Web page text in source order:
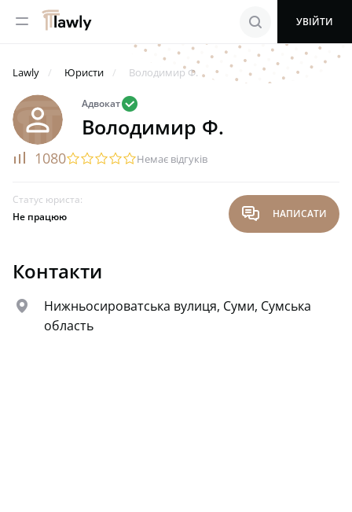
menu search УВІЙТИ
Lawly Юристи Володимир Ф.
Адвокатvalid
Володимир Ф.
rating 1080startransparentstartransparentstartransparentstartransparentstartransparentНемає відгуків
Статус юриста:
Не працюю
chat НАПИСАТИ
Контакти
map
Нижньосироватська вулиця, Суми, Сумська
область